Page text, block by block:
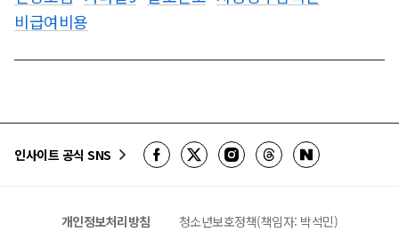
비급여비용
인사이트 공식 SNS
개인정보처리방침 청소년보호정책(책임자: 박석민)